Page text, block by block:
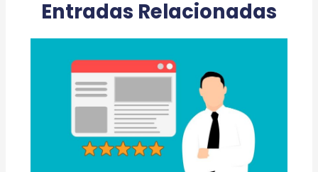
Entradas Relacionadas